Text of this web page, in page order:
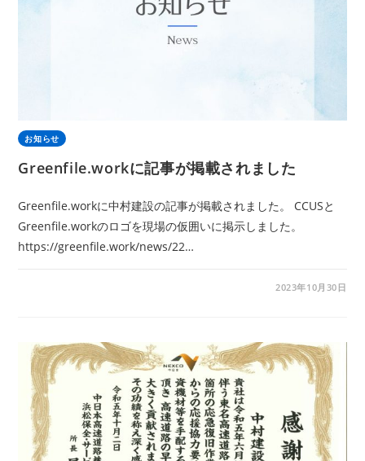
お知らせ
Greenfile.workに記事が掲載されました
Greenfile.workに中村建設の記事が掲載されました。 CCUSと
Greenfile.workのロゴを現場の仮囲いに掲示しました。
https://greenfile.work/news/22…
2023年10月30日